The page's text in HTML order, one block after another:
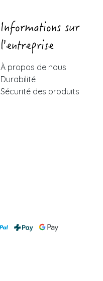
Informations sur
l'entreprise
À propos de nous
Durabilité
Sécurité des produits